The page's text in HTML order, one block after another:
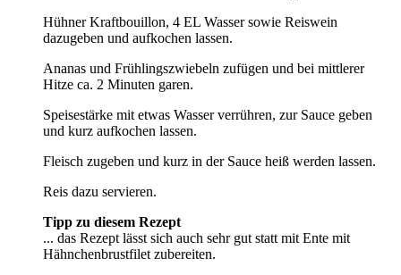
Hühner Kraftbouillon, 4 EL Wasser sowie Reiswein
dazugeben und aufkochen lassen.
Ananas und Frühlingszwiebeln zufügen und bei mittlerer
Hitze ca. 2 Minuten garen.
Speisestärke mit etwas Wasser verrühren, zur Sauce geben
und kurz aufkochen lassen.
Fleisch zugeben und kurz in der Sauce heiß werden lassen.
Reis dazu servieren.
Tipp zu diesem Rezept
... das Rezept lässt sich auch sehr gut statt mit Ente mit
Hähnchenbrustfilet zubereiten.